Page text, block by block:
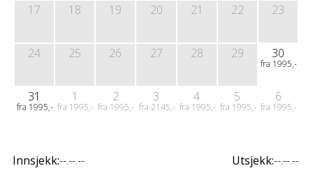
17 18 19 20 21 22 23
24 25 26 27 28 29 30
fra 1995,-
31
fra 1995,-
1
fra 1995,-
2
fra 1995,-
3
fra 2145,-
4
fra 1995,-
5
fra 1995,-
6
fra 1995,-
Innsjekk:--.--.-- Utsjekk:--.--.--